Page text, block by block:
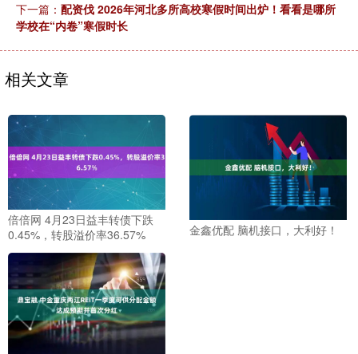
下一篇： 配资伐 2026年河北多所高校寒假时间出炉！看看是哪所
学校在“内卷”寒假时长
相关文章
倍倍网 4月23日益丰转债下跌
0.45%，转股溢价率36.57%
金鑫优配 脑机接口，大利好！